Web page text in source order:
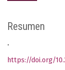
Resumen
.
https://doi.org/